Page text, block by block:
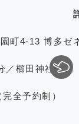
町4-13 博多ゼ
／櫛田神社前
全予約制）